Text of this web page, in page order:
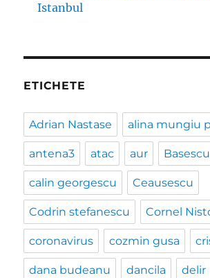
Istanbul
ETICHETE
Adrian Nastase alina mungiu
antena3 atac aur Basescu
calin georgescu Ceausescu
Codrin stefanescu Cornel
coronavirus cozmin gusa
dana budeanu dancila delir